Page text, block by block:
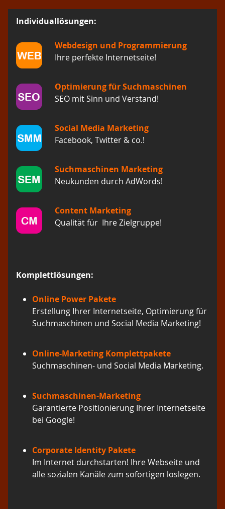
Individuallösungen:
Webdesign und Programmierung
Ihre perfekte Internetseite!
Optimierung für Suchmaschinen
SEO mit Sinn und Verstand!
Social Media Marketing
Facebook, Twitter & co.!
Suchmaschinen Marketing
Neukunden durch AdWords!
Content Marketing
Qualität für Ihre Zielgruppe!
Komplettlösungen:
Online Power Pakete
Erstellung Ihrer Internetseite, Optimierung für
Suchmaschinen und Social Media Marketing!
Online-Marketing Komplettpakete
Suchmaschinen- und Social Media Marketing.
Suchmaschinen-Marketing
Garantierte Positionierung Ihrer Internetseite
bei Google!
Corporate Identity Pakete
Im Internet durchstarten! Ihre Webseite und
alle sozialen Kanäle zum sofortigen loslegen.